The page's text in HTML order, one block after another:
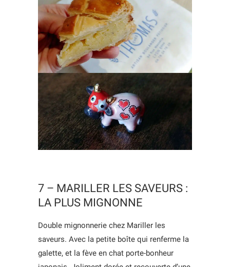
7 – MARILLER LES SAVEURS :
LA PLUS MIGNONNE
Double mignonnerie chez Mariller les
saveurs. Avec la petite boîte qui renferme la
galette, et la fève en chat porte-bonheur